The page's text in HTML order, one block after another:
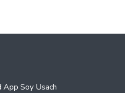
App Soy Usach